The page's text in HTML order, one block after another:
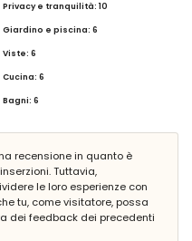
Privacy e tranquilità: 10
Giardino e piscina: 6
Viste: 6
Cucina: 6
Bagni: 6
recensione in quanto è
Tuttavia,
le loro esperienze con
tu, come visitatore, possa
dei feedback dei precedenti